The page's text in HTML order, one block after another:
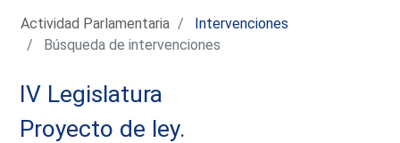
Actividad Parlamentaria
Intervenciones
Búsqueda de intervenciones
IV Legislatura
Proyecto de ley.